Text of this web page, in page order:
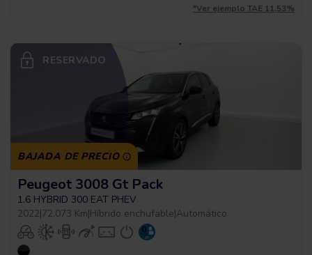
*Ver ejemplo TAE 11,53%
RESERVADO
BAJADA DE PRECIO
Peugeot 3008 Gt Pack
1.6 HYBRID 300 EAT PHEV
2022|72.073 Km|Híbrido enchufable|Automático